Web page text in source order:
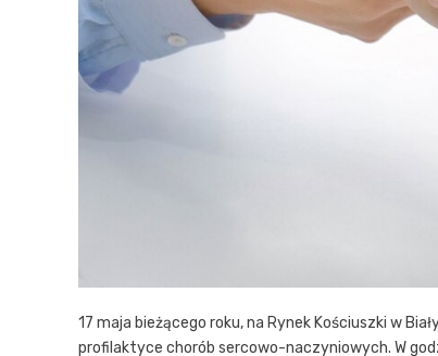
17 maja bieżącego roku, na Rynek Kościuszki w
profilaktyce chorób sercowo-naczyniowych. W